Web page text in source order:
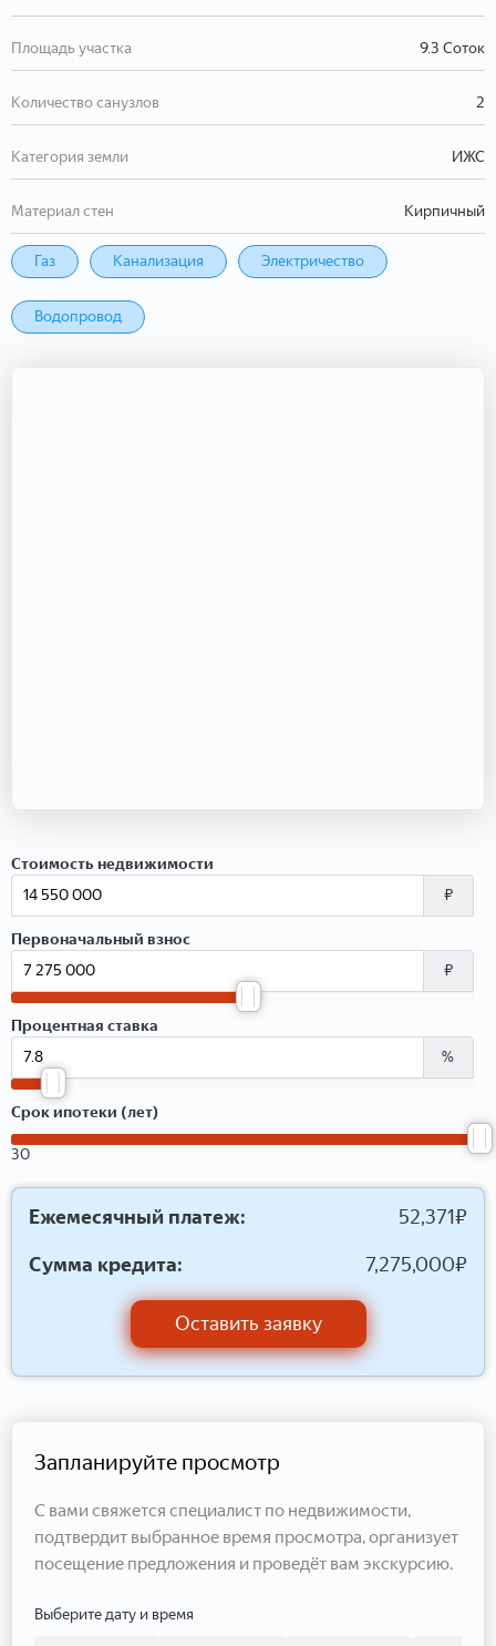
Площадь участка 9.3 Соток
Количество санузлов 2
Категория земли ИЖС
Материал стен Кирпичный
Газ Канализация Электричество
Водопровод
Стоимость недвижимости
₽
Первоначальный взнос
₽
Процентная ставка
%
Срок ипотеки (лет)
30
Ежемесячный платеж: 52,371₽
Сумма кредита:
7,275,000₽
Оставить заявку
Запланируйте просмотр
С вами свяжется специалист по недвижимости,
подтвердит выбранное время просмотра, организует
посещение предложения и проведёт вам экскурсию.
Выберите дату и время